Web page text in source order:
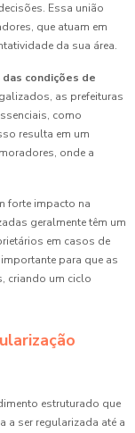
Essa união
que atuam em
da sua área.
das condições de
as prefeituras
como
resulta em um
onde a
forte impacto na
geralmente têm um
em casos de
para que as
criando um ciclo
estruturado que
a ser regularizada até a